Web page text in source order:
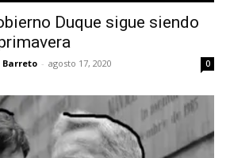
Duque sigue siendo
Barreto - agosto 17, 2020 0